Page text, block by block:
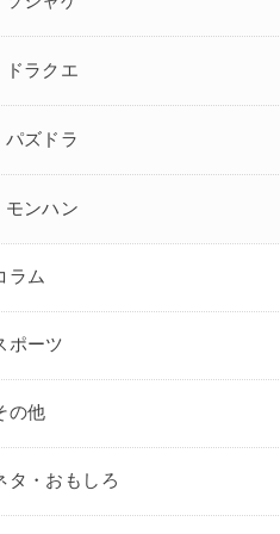
ドラクエ
パズドラ
モンハン
ラム
ポーツ
の他
タ・おもしろ